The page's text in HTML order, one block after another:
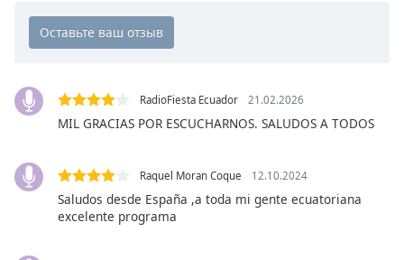
Color
Color
RadioFiesta Ecuador 21.02.2026
MIL GRACIAS POR ESCUCHARNOS. SALUDOS A TODOS
Raquel Moran Coque 12.10.2024
Saludos desde España ,a toda mi gente ecuatoriana
excelente programa